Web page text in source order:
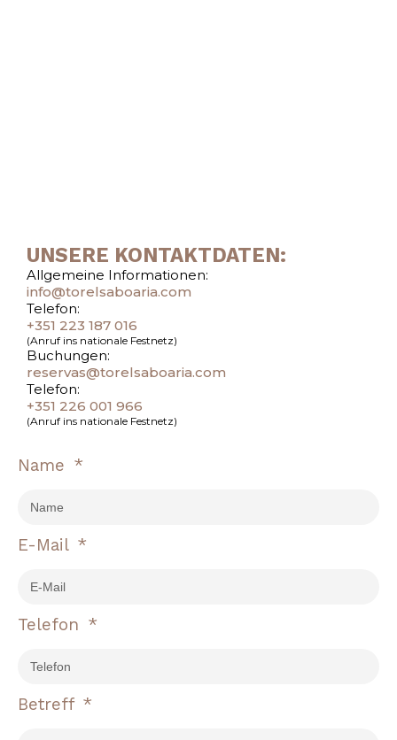
UNSERE KONTAKTDATEN:
Allgemeine Informationen:
info@torelsaboaria.com
Telefon:
+351 223 187 016
(Anruf ins nationale Festnetz)
Buchungen:
reservas@torelsaboaria.com
Telefon:
+351 226 001 966
(Anruf ins nationale Festnetz)
Name
E-Mail
Telefon
Betreff